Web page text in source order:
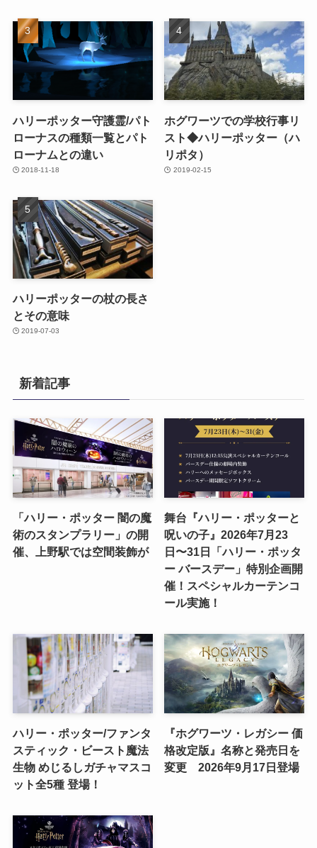
ハリーポッター守護霊/パト
ローナスの種類一覧とパト
ローナムとの違い
2018-11-18
ホグワーツでの学校行事リ
スト◆ハリーポッター（ハ
リポタ）
2019-02-15
ハリーポッターの杖の長さ
とその意味
2019-07-03
新着記事
「ハリー・ポッター 闇の魔
術のスタンプラリー」の開
催、上野駅では空間装飾が
舞台『ハリー・ポッターと
呪いの子』2026年7月23
日〜31日「ハリー・ポッタ
ー バースデー」特別企画開
催！スペシャルカーテンコ
ール実施！
ハリー・ポッター/ファンタ
スティック・ビースト魔法
生物 めじるしガチャマスコ
ット全5種 登場！
『ホグワーツ・レガシー 価
格改定版』名称と発売日を
変更 2026年9月17日登場